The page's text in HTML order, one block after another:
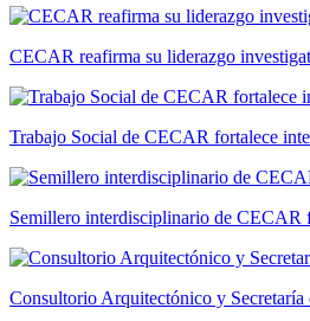
CECAR reafirma su liderazgo
Trabajo Social de CECAR fortalece
Semillero interdisciplinario de CECAR
Consultorio Arquitectónico y Secretaría